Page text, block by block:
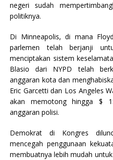
negeri sudah
politiknya.
Di Minneapolis, di mana
parlemen telah berjanji
menciptakan sistem
Blasio dari NYPD telah
anggaran kota dan
Eric Garcetti dan Los Angeles
akan memotong hingga $
anggaran polisi.
Demokrat di Kongres
mencegah penggunaan
membuatnya lebih mudah